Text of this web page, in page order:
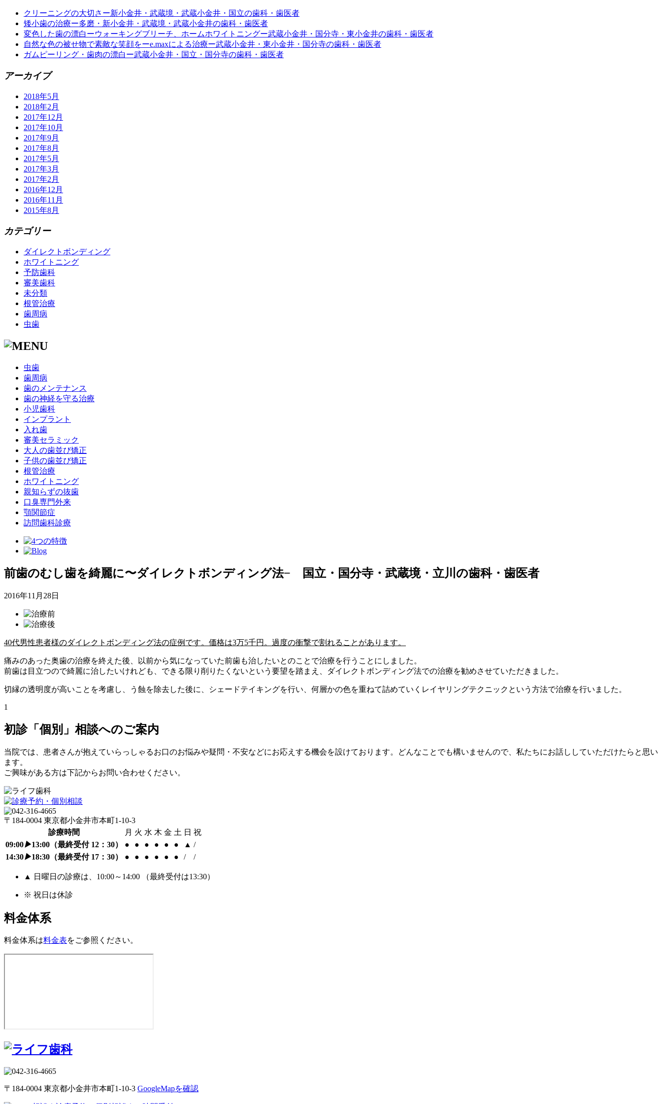
クリーニングの大切さー新小金井・武蔵境・武蔵小金井・国立の歯科・歯医者
矮小歯の治療ー多磨・新小金井・武蔵境・武蔵小金井の歯科・歯医者
変色した歯の漂白ーウォーキングブリーチ、ホームホワイトニングー武蔵小金井・国分寺・東小金井の歯科・歯医者
自然な色の被せ物で素敵な笑顔をーe.maxによる治療ー武蔵小金井・東小金井・国分寺の歯科・歯医者
ガムピーリング・歯肉の漂白ー武蔵小金井・国立・国分寺の歯科・歯医者
アーカイブ
2018年5月
2018年2月
2017年12月
2017年10月
2017年9月
2017年8月
2017年5月
2017年3月
2017年2月
2016年12月
2016年11月
2015年8月
カテゴリー
ダイレクトボンディング
ホワイトニング
予防歯科
審美歯科
未分類
根管治療
歯周病
虫歯
虫歯
歯周病
歯のメンテナンス
歯の神経を守る治療
小児歯科
インプラント
入れ歯
審美セラミック
大人の歯並び矯正
子供の歯並び矯正
根管治療
ホワイトニング
親知らずの抜歯
口臭専門外来
顎関節症
訪問歯科診療
前歯のむし歯を綺麗に〜ダイレクトボンディング法− 国立・国分寺・武蔵境・立川の歯科・歯医者
2016年11月28日
40代男性患者様のダイレクトボンディング法の症例です。価格は3万5千円。過度の衝撃で割れることがあります。
痛みのあった奥歯の治療を終えた後、以前から気になっていた前歯も治したいとのことで治療を行うことにしました。
前歯は目立つので綺麗に治したいけれども、できる限り削りたくないという要望を踏まえ、ダイレクトボンディング法での治療を勧めさせていただきました。
切縁の透明度が高いことを考慮し、う蝕を除去した後に、シェードテイキングを行い、何層かの色を重ねて詰めていくレイヤリングテクニックという方法で治療を行いました。
1
初診「個別」相談へのご案内
当院では、患者さんが抱えていらっしゃるお口のお悩みや疑問・不安などにお応えする機会を設けております。どんなことでも構いませんので、私たちにお話ししていただけたらと思い
ます。
ご興味がある方は下記からお問い合わせください。
〒184-0004 東京都小金井市本町1-10-3
診療時間
月 火 水 木 金 土 日 祝
09:00▶13:00 （最終受付 12：30） ● ● ● ● ● ● ▲ /
14:30▶18:30 （最終受付 17：30） ● ● ● ● ● ● / /
▲ 日曜日の診療は、10:00～14:00 （最終受付は13:30）
※ 祝日は休診
料金体系
料金体系は料金表をご参照ください。
〒184-0004 東京都小金井市本町1-10-3 GoogleMapを確認